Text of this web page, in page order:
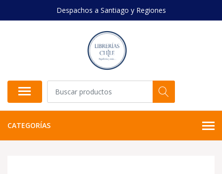
Despachos a Santiago y Regiones
CATEGORÍAS